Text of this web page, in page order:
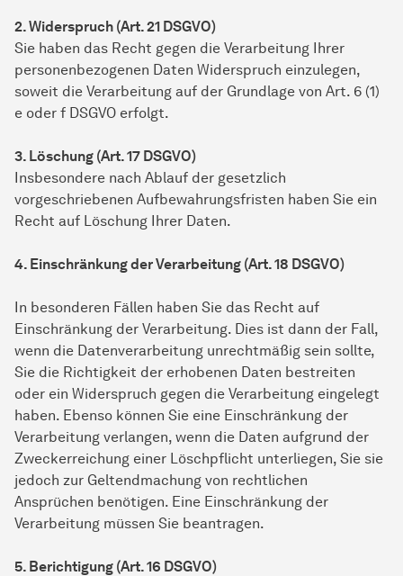
2. Widerspruch (Art. 21 DSGVO)
Sie haben das Recht gegen die Verarbeitung Ihrer
personenbezogenen Daten Widerspruch einzulegen,
soweit die Verarbeitung auf der Grundlage von Art. 6 (1)
e oder f DSGVO erfolgt.
3. Löschung (Art. 17 DSGVO)
Insbesondere nach Ablauf der gesetzlich
vorgeschriebenen Aufbewahrungsfristen haben Sie ein
Recht auf Löschung Ihrer Daten.
4. Einschränkung der Verarbeitung (Art. 18 DSGVO)
In besonderen Fällen haben Sie das Recht auf
Einschränkung der Verarbeitung. Dies ist dann der Fall,
wenn die Datenverarbeitung unrechtmäßig sein sollte,
Sie die Richtigkeit der erhobenen Daten bestreiten
oder ein Widerspruch gegen die Verarbeitung eingelegt
haben. Ebenso können Sie eine Einschränkung der
Verarbeitung verlangen, wenn die Daten aufgrund der
Zweckerreichung einer Löschpflicht unterliegen, Sie sie
jedoch zur Geltendmachung von rechtlichen
Ansprüchen benötigen. Eine Einschränkung der
Verarbeitung müssen Sie beantragen.
5. Berichtigung (Art. 16 DSGVO)